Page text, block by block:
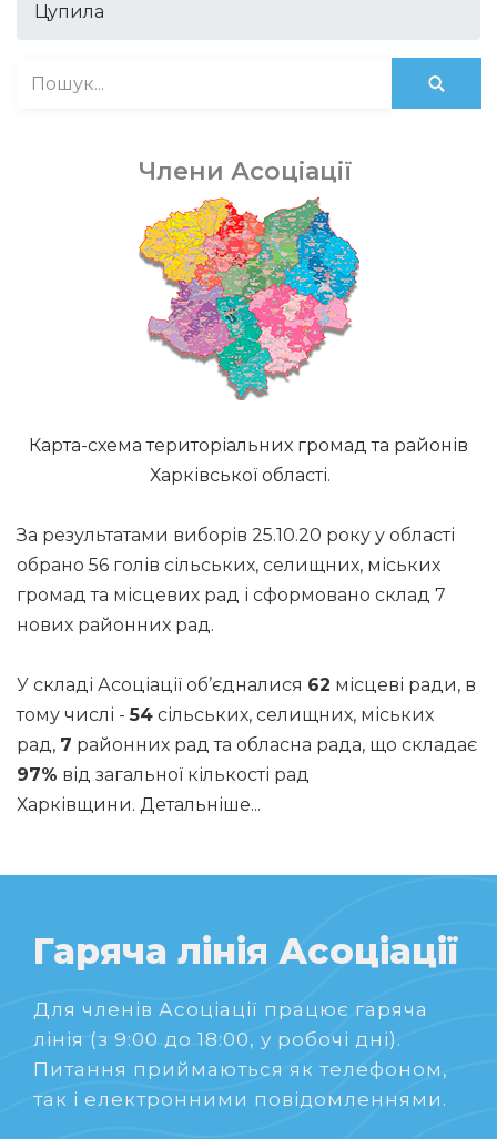
Цупила
Члени Асоціації
Карта-схема територіальних громад та районів
Харківської області.
За результатами виборів 25.10.20 року у області
обрано 56 голів сільських, селищних, міських
громад та місцевих рад і сформовано склад 7
нових районних рад.
У складі Асоціації об’єдналися 62 місцеві ради, в
тому числі -54 сільських, селищних, міських
рад, 7 районних рад та обласна рада, що складає
97% від загальної кількості рад
Харківщини. Детальніше...
Гаряча лінія Асоціації
Для членів Асоціації працює гаряча
лінія (з 9:00 до 18:00, у робочі дні).
Питання приймаються як телефоном,
так і електронними повідомленнями.